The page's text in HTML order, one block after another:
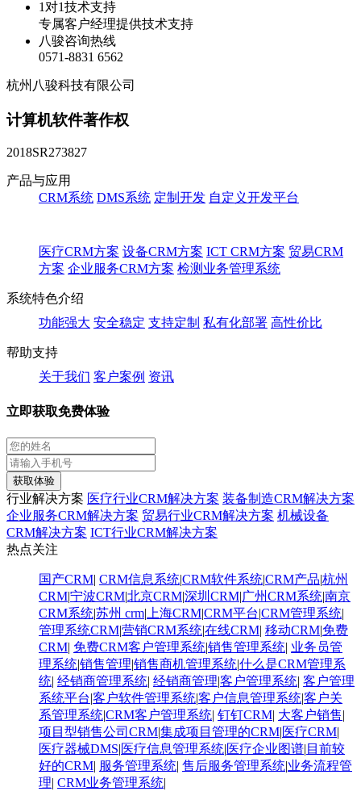
1对1技术支持
专属客户经理提供技术支持
八骏咨询热线
0571-8831 6562
杭州八骏科技有限公司
计算机软件著作权
2018SR273827
产品与应用
CRM系统 DMS系统 定制开发 自定义开发平台
医疗CRM方案 设备CRM方案 ICT CRM方案 贸易CRM
方案 企业服务CRM方案 检测业务管理系统
系统特色介绍
功能强大 安全稳定 支持定制 私有化部署 高性价比
帮助支持
关于我们 客户案例 资讯
立即获取免费体验
获取体验
行业解决方案 医疗行业CRM解决方案 装备制造CRM解决方案
企业服务CRM解决方案 贸易行业CRM解决方案 机械设备
CRM解决方案 ICT行业CRM解决方案
热点关注
国产CRM| CRM信息系统|CRM软件系统|CRM产品|杭州
CRM|宁波CRM|北京CRM|深圳CRM|广州CRM系统|南京
CRM系统|苏州 crm| 上海CRM|CRM平台|CRM管理系统|
管理系统CRM|营销CRM系统|在线CRM| 移动CRM|免费
CRM| 免费CRM客户管理系统|销售管理系统| 业务员管
理系统|销售管理|销售商机管理系统|什么是CRM管理系
统| 经销商管理系统| 经销商管理|客户管理系统| 客户管理
系统平台|客户软件管理系统|客户信息管理系统|客户关
系管理系统|CRM客户管理系统| 钉钉CRM| 大客户销售|
项目型销售公司CRM|集成项目管理的CRM|医疗CRM|
医疗器械DMS|医疗信息管理系统|医疗企业图谱| ​目前较
好的CRM| 服务管理系统| 售后服务管理系统|业务流程管
理| CRM业务管理系统|